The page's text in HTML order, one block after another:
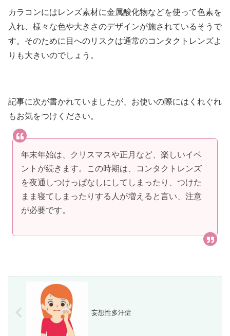
カラコンにはレンズ素材に金属酸化物などを使って色素を
入れ、様々な色や大きさのデザインが施されているそうで
す。そのために目へのリスクは通常のコンタクトレンズよ
りも大きいのでしょう。
記事に次が書かれていましたが、お使いの際にはくれぐれ
もお気をつけください。
年末年始は、クリスマスや正月など、楽しいイベ
ントが続きます。この時期は、コンタクトレンズ
を夜通しつけっぱなしにしてしまったり、つけた
まま寝てしまったりする人が増えると言い、注意
が必要です。
妄想性多汗症